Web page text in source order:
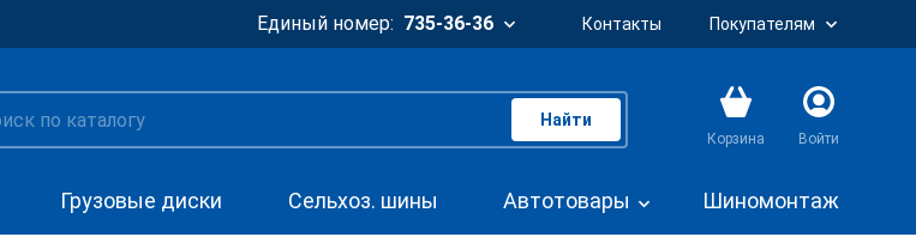
Единый номер: 735-36-36 Контакты Покупателям
Найти
Корзина Войти
Грузовые диски Сельхоз. шины Автотовары Шиномонтаж